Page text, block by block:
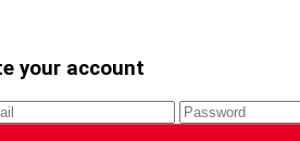
your account